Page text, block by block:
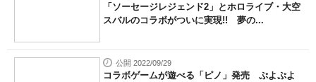
「ソーセージレジェンド2」とホロライブ・大空
スバルのコラボがついに実現!! 夢の...
公開 2022/09/29
コラボゲームが遊べる「ピノ」発売 ぷよぷよ